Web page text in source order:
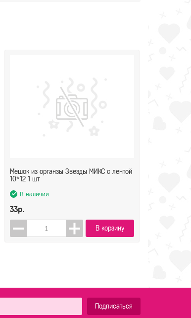
Мешок из органзы Звезды МИКС с лентой
10*12 1 шт
В наличии
33р.
В корзину
Подписаться